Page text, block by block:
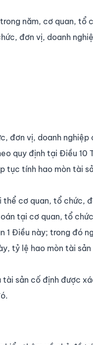
năm, cơ quan, tổ
đơn vị, doanh
đơn vị, doanh nghiệp
quy định tại Điều 10
tục tính hao mòn tài
cơ quan, tổ chức,
tại cơ quan, tổ
1 Điều này; trong đó
tỷ lệ hao mòn tài
sản cố định được